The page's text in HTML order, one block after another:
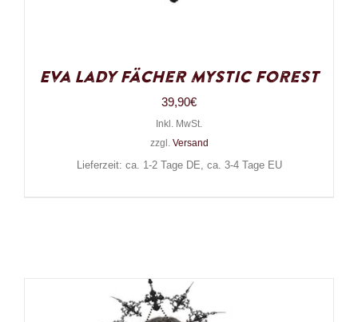
Eva Lady Fächer Mystic Forest
39,90€
Inkl. MwSt.
zzgl. Versand
Lieferzeit: ca. 1-2 Tage DE, ca. 3-4 Tage EU